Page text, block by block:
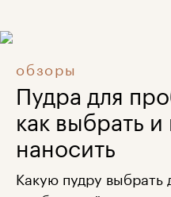
обзоры
Пудра для
как выбрать
наносить
Какую пудру выбрать